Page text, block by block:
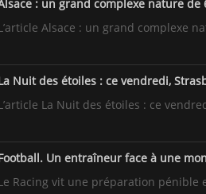
: un grand complexe nature
Alsace : un grand complexe
Nuit des étoiles : ce vendredi,
La Nuit des étoiles : ce
Un entraîneur face à une
Racing vit une préparation pénible